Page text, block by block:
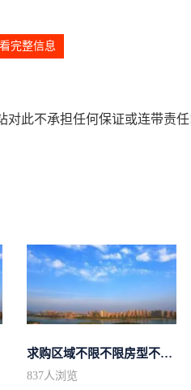
完整信息
对此不承担任何保证或连带责
求购区域不限不限房型不限两室一厅简...
837人浏览